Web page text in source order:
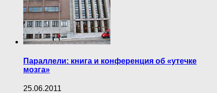
Параллели: книга и конференция об «утечке
мозга»
25.06.2011